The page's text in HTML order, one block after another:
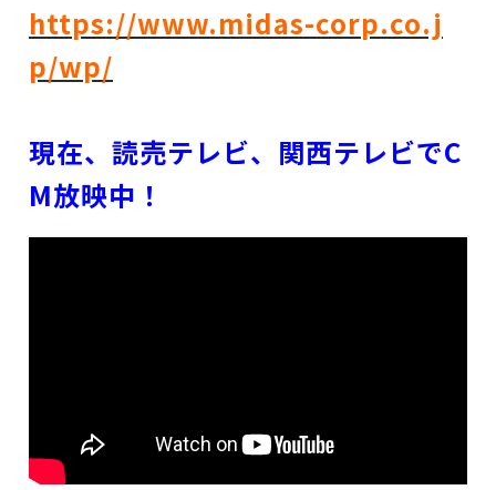
https://www.midas-corp.co.j
p/wp/
現在、読売テレビ、関西テレビでC
M放映中！